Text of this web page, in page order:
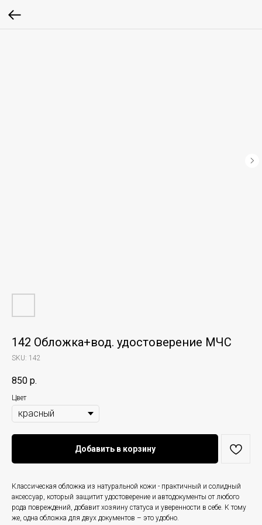
142 Обложка+вод. удостоверение МЧС
SKU: 142
850 р.
Цвет
Добавить в корзину
Классическая обложка из натуральной кожи - практичный и солидный
аксессуар, который защитит удостоверение и автодокументы от любого
рода повреждений, добавит хозяину статуса и уверенности в себе. К тому
же, одна обложка для двух документов – это удобно.